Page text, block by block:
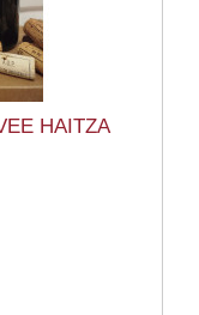
HAITZA